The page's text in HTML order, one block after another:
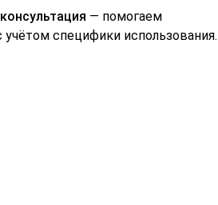
— помогаем
учётом специфики использования.